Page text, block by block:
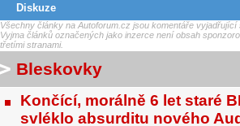
Diskuze
Všechny články na Autoforum.cz jsou komentáře vyjadřující
Vyjma článků označených jako inzerce není obsah
třetími stranami.
Bleskovky
Končící, morálně 6 let staré
svléklo absurditu nového